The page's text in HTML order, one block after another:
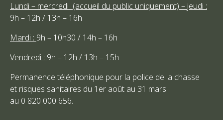
Lundi – mercredi (accueil du public uniquement) – jeudi :
9h – 12h / 13h – 16h
Mardi : 9h – 10h30 / 14h – 16h
Vendredi : 9h – 12h / 13h – 15h
Permanence téléphonique pour la police de la chasse
et risques sanitaires du 1er août au 31 mars
au 0 820 000 656.